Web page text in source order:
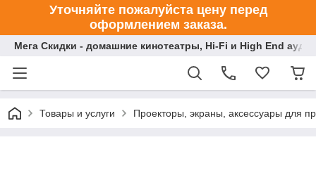
Уточняйте пожалуйста цену перед
оформлением заказа.
Мега Скидки - домашние кинотеатры, Hi-Fi и High End
Товары и услуги Проекторы, экраны, аксессуары для